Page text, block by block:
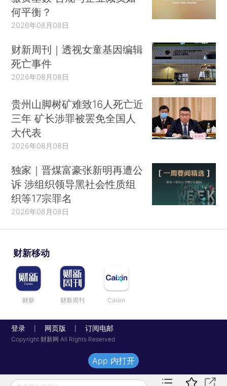
何平衡？
2026年08月08日
财新周刊｜透视女童基因编辑
死亡事件
2026年08月08日
贵州山脚树矿难致16人死亡近
三年 矿长涉罪被罢免全国人
大代表
2026年08月08日
独家｜晋煤富豪张新明再遭公
诉 涉组织领导黑社会性质组
织等17宗罪名
2026年08月08日
财新移动
财新 财新周刊 Caixin
登录 网页版 订阅电邮
Copyright 财新网 All Rights Reserved
App 内打开